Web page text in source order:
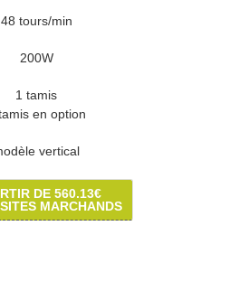
48 tours/min
200W
1 tamis
en option
vertical
DE 560.13€
MARCHANDS